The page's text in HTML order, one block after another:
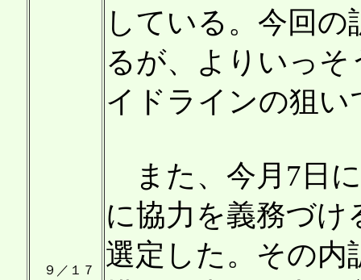
９／１７
している。今回
るが、よりいっ
イドラインの狙い
また、今月7日
に協力を義務づけ
選定した。その内